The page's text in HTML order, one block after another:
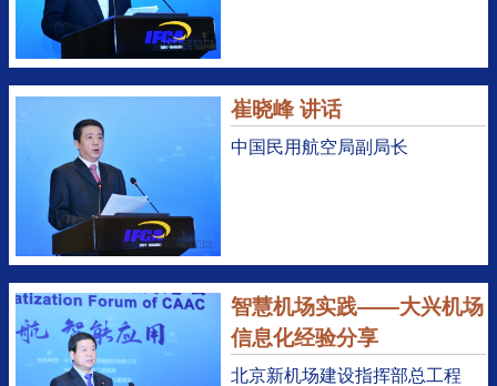
崔晓峰 讲话
中国民用航空局副局长
智慧机场实践——大兴机场
信息化经验分享
北京新机场建设指挥部总工程